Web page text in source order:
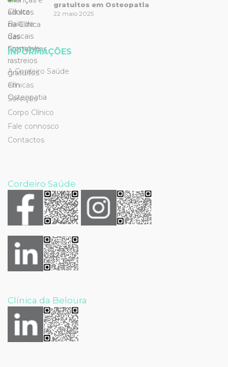
gratuitos em Osteopatia
22 maio 2025
INFORMAÇÕES
A Cordeiro Saúde
Clínicas
Serviços
Corpo Clínico
Fale connosco
Contactos
Cordeiro Saúde
Clínica da Beloura